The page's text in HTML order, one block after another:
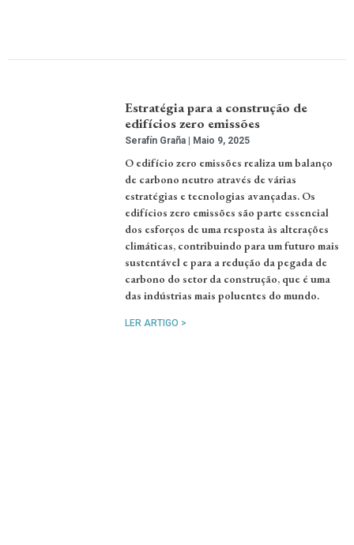
Estratégia para a construção de
edifícios zero emissões
Serafín Graña Maio 9, 2025
O edifício zero emissões realiza um balanço
de carbono neutro através de várias
estratégias e tecnologias avançadas. Os
edifícios zero emissões são parte essencial
dos esforços de uma resposta às alterações
climáticas, contribuindo para um futuro mais
sustentável e para a redução da pegada de
carbono do setor da construção, que é uma
das indústrias mais poluentes do mundo.
LER ARTIGO >